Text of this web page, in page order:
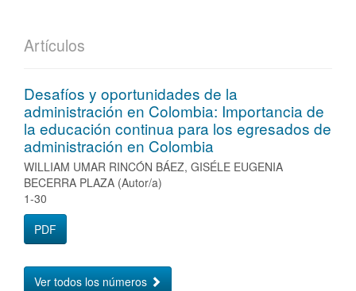
Artículos
Desafíos y oportunidades de la
administración en Colombia: Importancia de
la educación continua para los egresados de
administración en Colombia
WILLIAM UMAR RINCÓN BÁEZ, GISÉLE EUGENIA
BECERRA PLAZA (Autor/a)
1-30
PDF
Ver todos los números